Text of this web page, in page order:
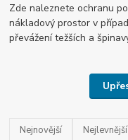
Zde naleznete ochranu
nákladový prostor v
převážení težších a
Nejnovější Nejlevnější